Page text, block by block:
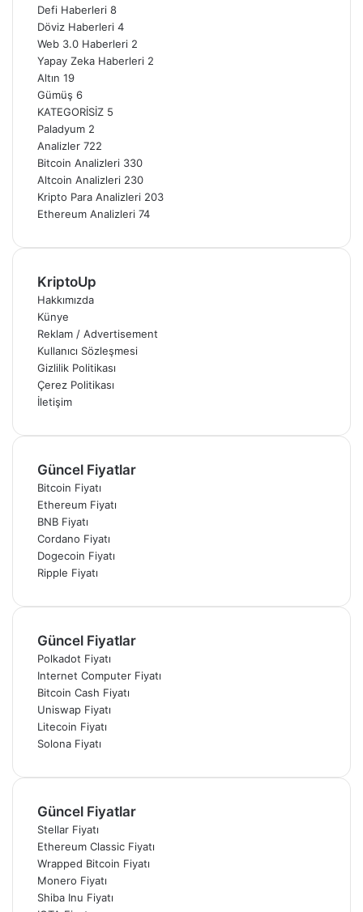
Defi Haberleri 8
Döviz Haberleri 4
Web 3.0 Haberleri 2
Yapay Zeka Haberleri 2
Altın 19
Gümüş 6
KATEGORİSİZ 5
Paladyum 2
Analizler 722
Bitcoin Analizleri 330
Altcoin Analizleri 230
Kripto Para Analizleri 203
Ethereum Analizleri 74
KriptoUp
Hakkımızda
Künye
Reklam / Advertisement
Kullanıcı Sözleşmesi
Gizlilik Politikası
Çerez Politikası
İletişim
Güncel Fiyatlar
Bitcoin Fiyatı
Ethereum Fiyatı
BNB Fiyatı
Cordano Fiyatı
Dogecoin Fiyatı
Ripple Fiyatı
Güncel Fiyatlar
Polkadot Fiyatı
Internet Computer Fiyatı
Bitcoin Cash Fiyatı
Uniswap Fiyatı
Litecoin Fiyatı
Solona Fiyatı
Güncel Fiyatlar
Stellar Fiyatı
Ethereum Classic Fiyatı
Wrapped Bitcoin Fiyatı
Monero Fiyatı
Shiba Inu Fiyatı